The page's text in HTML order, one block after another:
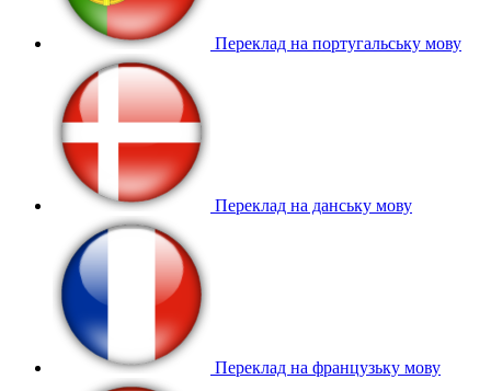
Переклад на португальську мову
Переклад на данську мову
Переклад на французьку мову